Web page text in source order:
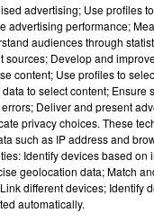
semaines, de partir
tous les deux mois et
minimum une semaine
ans.
loin d'être facile à
de rassembler tous
deux partenaires
pour réaliser ces
cette technique
les deux
advertising; Use profiles
advertising performance;
audiences through
sources; Develop and
content; Use profiles to
to select content; Ensure
Deliver and present
privacy choices. These
such as IP address and
Identify devices based on
geolocation data; Match
different devices; Identify
automatically.